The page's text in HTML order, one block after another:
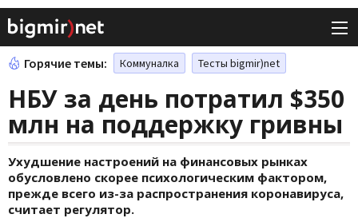
Горячие темы: Коммуналка Тесты bigmir)net
НБУ за день потратил $350
млн на поддержку гривны
Ухудшение настроений на финансовых рынках
обусловлено скорее психологическим фактором,
прежде всего из-за распространения коронавируса,
считает регулятор.